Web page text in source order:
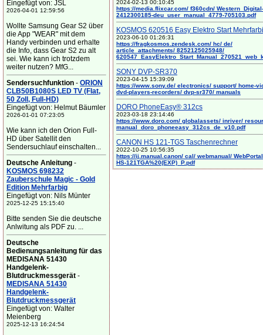
Eingefügt von: JSL
2026-04-01 12:59:56
Wollte Samsung Gear S2 über
die App "WEAR" mit dem
Handy verbinden und erhalte
die Info, dass Gear S2 zu alt
sei. Wie kann ich trotzdem
weiter nutzen? MfG...
Sendersuchfunktion - ORION
CLB50B1080S LED TV (Flat,
50 Zoll, Full-HD)
Eingefügt von: Helmut Bäumler
2026-01-01 07:23:05
Wie kann ich den Orion Full-
HD über Satellit den
Sendersuchlauf einschalten...
Deutsche Anleitung -
KOSMOS 698232
Zauberschule Magic - Gold
Edition Mehrfarbig
Eingefügt von: Nils Münter
2025-12-25 15:15:40
Bitte senden Sie die deutsche
Anlwitung als PDF zu. ...
Deutsche
Bedienungsanleitung für das
MEDISANA 51430
Handgelenk-
Blutdruckmessgerät -
MEDISANA 51430
Handgelenk-
Blutdruckmessgerät
Eingefügt von: Walter
Meienberg
2025-12-13 16:24:54
2024-02-13 00:10:45
https://media.flixcar.com/ f360cdn/ Western_Digital-
2412300185-deu_user_manual_4779-705103.pdf
KOSMOS 620516 Easy Elektro Start
2023-06-10 01:26:31
https://fragkosmos.zendesk.com/ hc/ de/
article_attachments/ 8252125025948/
SONY DVP-SR370
2023-04-15 15:39:09
https://www.sony.de/ electronics/ support/ home-
dvd-players-recorders/ dvp-sr370/ manuals
DORO PhoneEasy® 312cs
2023-03-18 23:14:46
https://www.doro.com/ globalassets/ inriver/
manual_doro_phoneeasy_312cs_de_v10.pdf
CANON HS 121-TGS Taschenrechner
2022-10-25 10:56:35
https://ij.manual.canon/ cal/ webmanual/
HS-121TGA%20(EXP)_P.pdf